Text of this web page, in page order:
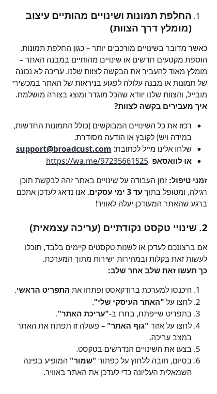
החלפת תמונות ושינויים מהותיים עיצוב
(מומלץ דרך הצוות)
כאשר מדובר בשינויים מורכבים יותר – כגון החלפת תמונות,
הוספת מקטעים חדשים או שינויים מהותיים במבנה האתר –
מומלץ מאוד להעביר את הבקשה לצוות שלנו. עריכה לא נכונה
של תמונות או מבנה עלולה לפגוע בניראות של האתר במכשירי
מובייל, והצוות שלנו יוודא שהכל מוגדר ומוצג בצורה מושלמת.
איך מעבירים בקשה לצוות?
רכזו את כל השינויים המבוקשים (כולל התמונות החדשות,
במידה ויש) לקובץ או הודעה מסודרת.
שלחו אלינו מייל לכתובת: support@broadcust.com
או לוואסאפ https://wa.me/97235661525
זמני טיפול: זמן העבודה על שינויים באתר זהה לבקשת תוכן
רגילה, ומטופל בתוך עד 3 ימי עסקים
. אנו נדאג לעדכן אתכם
ברגע שהאתר המעודכן יעלה לאוויר!
2. שינויי טקסט נקודתיים (עריכה עצמאית)
אם ברצונכם לעדכן או לשנות טקסטים קיימים בלבד, תוכלו
לעשות זאת בקלות ובמהירות ישירות מתוך המערכת.
כך תעשו זאת שלב אחר שלב:
היכנסו למערכת ברודקאסט ופתחו את התפריט הראשי.
לחצו על "האתר העיסקי שלי".
בתפריט שייפתח, בחרו ב-"עריכת האתר".
לחצו על אזור "גוף האתר" – פעולה זו תפתח את האתר
במצב עריכה.
בצעו את השינויים הנדרשים בטקסט.
בסיום, חובה ללחוץ על כפתור "שמור" המופיע בפינה
השמאלית העליונה כדי לעדכן את האתר באוויר.